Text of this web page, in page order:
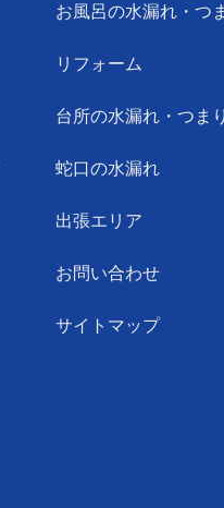
お風呂の水漏れ・つ
リフォーム
台所の水漏れ・つま
蛇口の水漏れ
出張エリア
お問い合わせ
サイトマップ